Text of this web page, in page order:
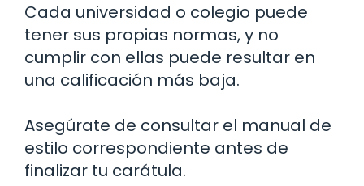
Cada universidad o colegio puede
tener sus propias normas, y no
cumplir con ellas puede resultar en
una calificación más baja.
Asegúrate de consultar el manual de
estilo correspondiente antes de
finalizar tu carátula.